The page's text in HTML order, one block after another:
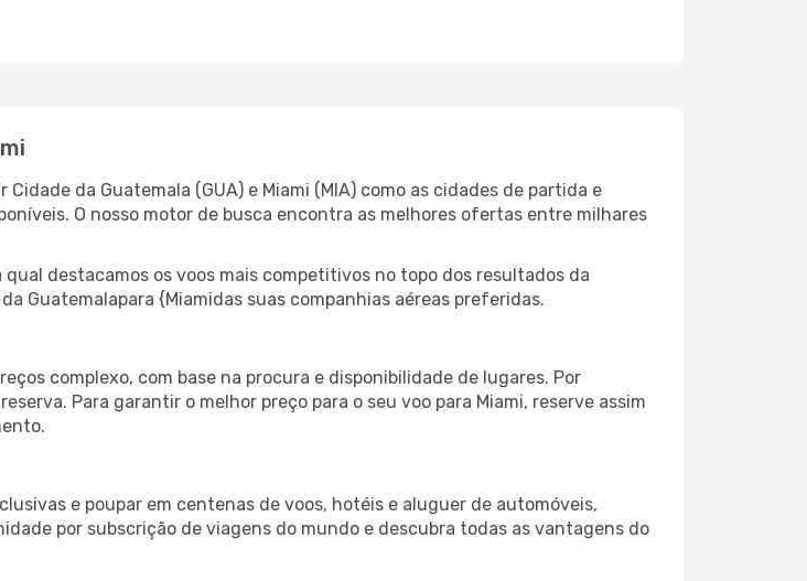
da Guatemala (GUA) e Miami (MIA) como as cidades de partida e
O nosso motor de busca encontra as melhores ofertas entre milhares
destacamos os voos mais competitivos no topo dos resultados da
Guatemalapara {Miamidas suas companhias aéreas preferidas.
complexo, com base na procura e disponibilidade de lugares. Por
Para garantir o melhor preço para o seu voo para Miami, reserve assim
e poupar em centenas de voos, hotéis e aluguer de automóveis,
por subscrição de viagens do mundo e descubra todas as vantagens do